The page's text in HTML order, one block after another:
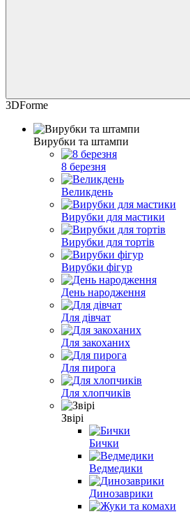
3DForme
Вирубки та штампи
8 березня
Великдень
Вирубки для мастики
Вирубки для тортів
Вирубки фігур
День народження
Для дівчат
Для закоханих
Для пирога
Для хлопчиків
Звірі
Бички
Ведмедики
Динозаврики